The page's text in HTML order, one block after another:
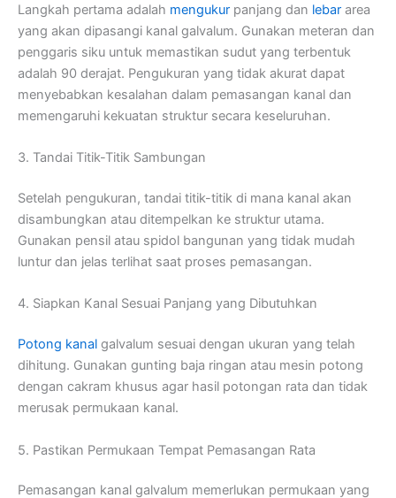
Langkah pertama adalah mengukur panjang dan lebar area
yang akan dipasangi kanal galvalum. Gunakan meteran dan
penggaris siku untuk memastikan sudut yang terbentuk
adalah 90 derajat. Pengukuran yang tidak akurat dapat
menyebabkan kesalahan dalam pemasangan kanal dan
memengaruhi kekuatan struktur secara keseluruhan.
3. Tandai Titik-Titik Sambungan
Setelah pengukuran, tandai titik-titik di mana kanal akan
disambungkan atau ditempelkan ke struktur utama.
Gunakan pensil atau spidol bangunan yang tidak mudah
luntur dan jelas terlihat saat proses pemasangan.
4. Siapkan Kanal Sesuai Panjang yang Dibutuhkan
Potong kanal galvalum sesuai dengan ukuran yang telah
dihitung. Gunakan gunting baja ringan atau mesin potong
dengan cakram khusus agar hasil potongan rata dan tidak
merusak permukaan kanal.
5. Pastikan Permukaan Tempat Pemasangan Rata
Pemasangan kanal galvalum memerlukan permukaan yang